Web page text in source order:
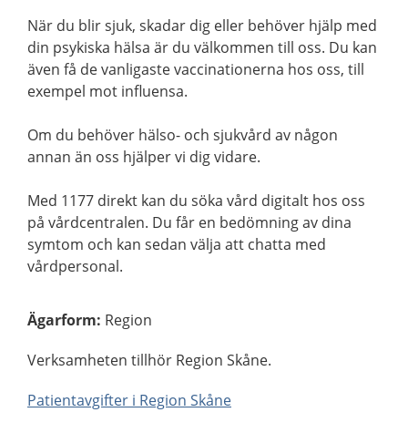
När du blir sjuk, skadar dig eller behöver hjälp med
din psykiska hälsa är du välkommen till oss. Du kan
även få de vanligaste vaccinationerna hos oss, till
exempel mot influensa.
Om du behöver hälso- och sjukvård av någon
annan än oss hjälper vi dig vidare.
Med 1177 direkt kan du söka vård digitalt hos oss
på vårdcentralen. Du får en bedömning av dina
symtom och kan sedan välja att chatta med
vårdpersonal.
Ägarform: Region
Verksamheten tillhör Region Skåne.
Patientavgifter i Region Skåne